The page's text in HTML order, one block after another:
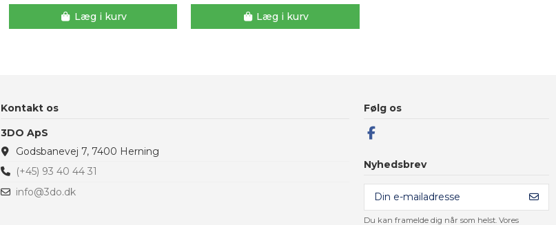
Læg i kurv
Læg i kurv
Kontakt os
3DO ApS
Godsbanevej 7, 7400 Herning
(+45) 93 40 44 31
info@3do.dk
Følg os
Nyhedsbrev
Du kan framelde dig når som helst. Vores